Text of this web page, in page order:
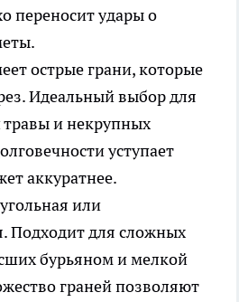
переносит удары о
острые грани, которые
Идеальный выбор для
травы и некрупных
уступает
аккуратнее.
или
Подходит для сложных
бурьяном и мелкой
граней позволяют